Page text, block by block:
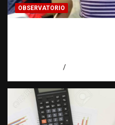
OBSERVATORIO